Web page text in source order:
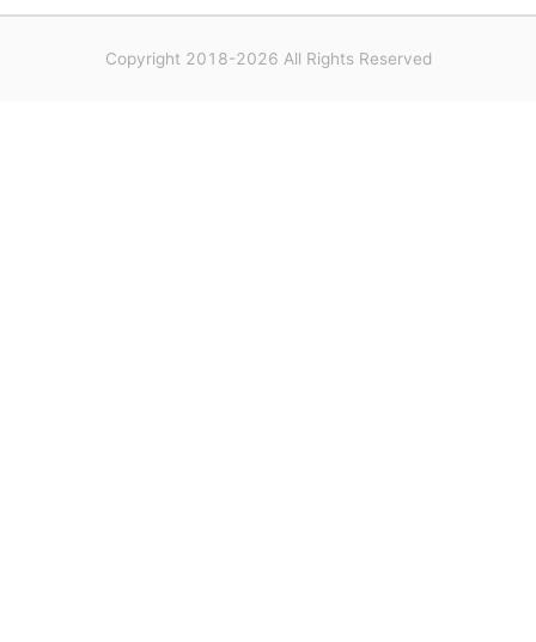
Copyright 2018-2026 All Rights Reserved